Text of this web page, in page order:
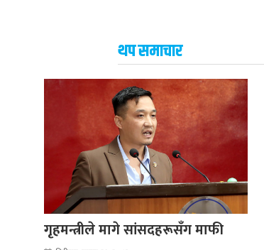
थप समाचार
गृहमन्त्रीले मागे सांसदहरूसँग माफी